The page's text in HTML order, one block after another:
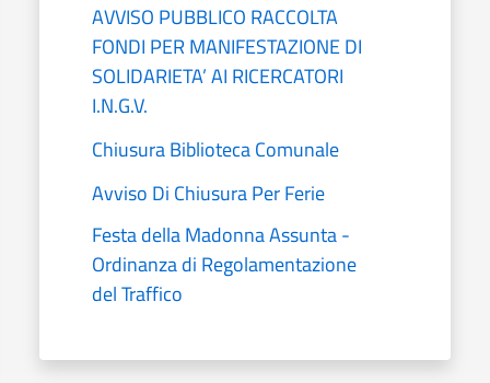
AVVISO PUBBLICO RACCOLTA
FONDI PER MANIFESTAZIONE DI
SOLIDARIETA’ AI RICERCATORI
I.N.G.V.
Chiusura Biblioteca Comunale
Avviso Di Chiusura Per Ferie
Festa della Madonna Assunta -
Ordinanza di Regolamentazione
del Traffico